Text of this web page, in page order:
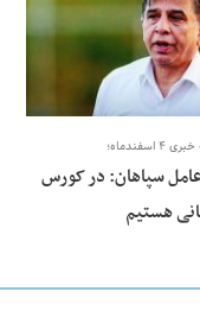
۴ اسفندماه؛
سپاهان: در کورس
هستیم